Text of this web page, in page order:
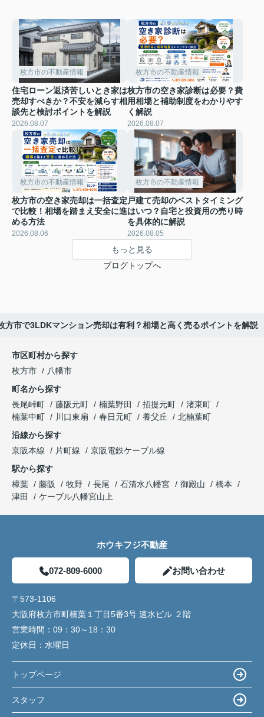
枚方市の不動産情報
住宅ローン返済苦しいとき家は
売却すべきか？不安を減らす相
談先と検討ポイントを解説
2026.08.07
枚方市の不動産情報
枚方市の空き家診断は必要？費
用相場と補助制度をわかりやす
く解説
2026.08.07
枚方市の不動産情報
枚方市の空き家売却は一括査定
で比較！相場を踏まえ安全に進
める方法
2026.08.06
枚方市の不動産情報
戸建て売却のベストタイミング
はいつ？自宅と投資用の売り時
を具体的に解説
2026.08.05
もっと見る
ブログトップへ
方市で3LDKマンション売却は有利？相場と高く売るポイントを解説
市区町村から探す
枚方市
八幡市
町名から探す
長尾峠町
藤阪元町 楠葉野田 招提元町
渚東町
楠葉中町
川口東扇 春日元町 養父丘
北楠葉町
沿線から探す
京阪本線
片町線
京阪電鉄ケーブル線
駅から探す
樟葉
藤阪 牧野 長尾 石清水八幡宮 御殿山
橋本
津田
ケーブル八幡宮山上
ホウキフジ不動産
072-809-6000 お問い合わせ
〒573-1106
大阪府枚方市町楠葉１丁目5番3号 速水ビル ２階
営業時間： 09：30～18：30
定休日： 水曜日
トップページ
スタッフ